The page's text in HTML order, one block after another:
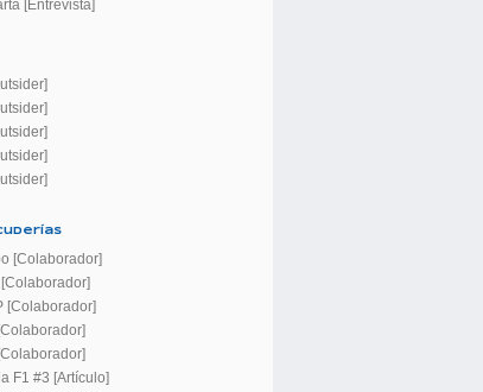
[Entrevista]
[Colaborador]
[Colaborador]
F1 #3 [Artículo]